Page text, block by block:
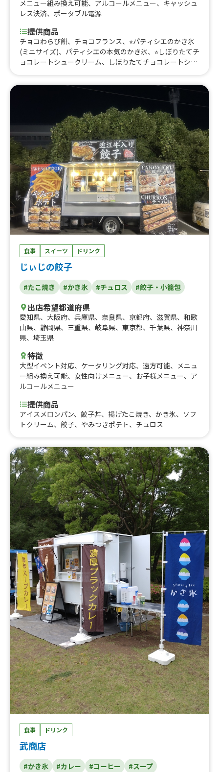
メニュー組み換え可能、 アルコールメニュー、 キャッシュ
レス決済、 ポータブル電源
提供商品
チョコわらび餅、チョコフランス、⭐︎パティシエのかき氷
(ミニサイズ)、パティシエの本気のかき氷、⭐︎しぼりたてチ
ョコレートシュークリーム、しぼりたてチョコレートシュ
ランジェット、ボンボンチョコレート各種、フルーツMIX
アップルジュース、フルーツMIXアイスティー、カカオミ
ルクティー、チョコレートドリンク(ホット)、チョコレー
トドリンク、シュワシュワゼリーアイスドリンク、シュワ
シュワゼリードリンク 各種、チョコバナナ、自家製チョコ
レートタブレット
食事 スイーツ ドリンク
じぃじの餃子
#たこ焼き #かき氷 #チュロス #餃子・小籠包
出店希望都道府県
愛知県、 大阪府、 兵庫県、 奈良県、 京都府、 滋賀県、 和歌
山県、 静岡県、 三重県、 岐阜県、 東京都、 千葉県、 神奈川
県、 埼玉県
特徴
大型イベント対応、 ケータリング対応、 遠方可能、 メニュ
ー組み換え可能、 女性向けメニュー、 お子様メニュー、 ア
ルコールメニュー
提供商品
アイスメロンパン、餃子丼、揚げたこ焼き、かき氷、ソフ
トクリーム、餃子、やみつきポテト、チュロス
食事 ドリンク
武商店
#かき氷 #カレー #コーヒー #スープ